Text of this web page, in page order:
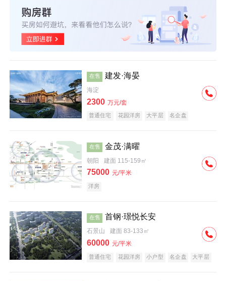
在售 建发·海晏
海淀
2300 万元/套
普通住宅 花园洋房 大平层
名企盘
在售 金茂·满曜
朝阳 建面 115-159㎡
75000 元/平米
洋房
在售 首钢·璟悦长安
石景山 建面 83-133㎡
60000 元/平米
普通住宅 花园洋房 小户型 名企盘 大平层